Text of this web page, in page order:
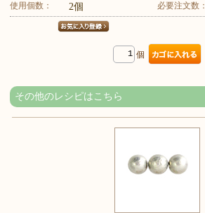
使用個数： 2個 必要注文数：
個
その他のレシピはこちら